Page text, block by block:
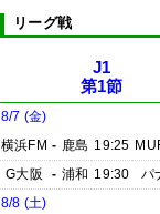
リーグ戦
J1
第1節
8/7 (金)
横浜FM - 鹿島 19:25
G大阪
- 浦和 19:30
パ
8/8 (土)